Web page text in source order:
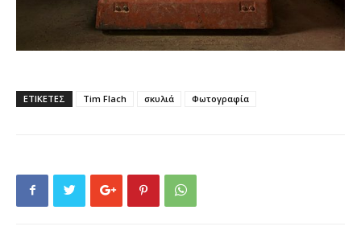
ΕΤΙΚΕΤΕΣ Tim Flach σκυλιά Φωτογραφία